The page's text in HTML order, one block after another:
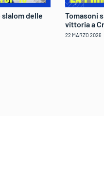
delle
Tomasoni
vittoria a
22 MARZO 2026